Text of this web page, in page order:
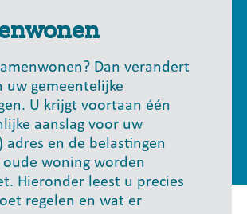
Dan verandert
uw gemeentelijke
U krijgt voortaan één
aanslag voor uw
adres en de belastingen
woning worden
Hieronder leest u precies
regelen en wat er